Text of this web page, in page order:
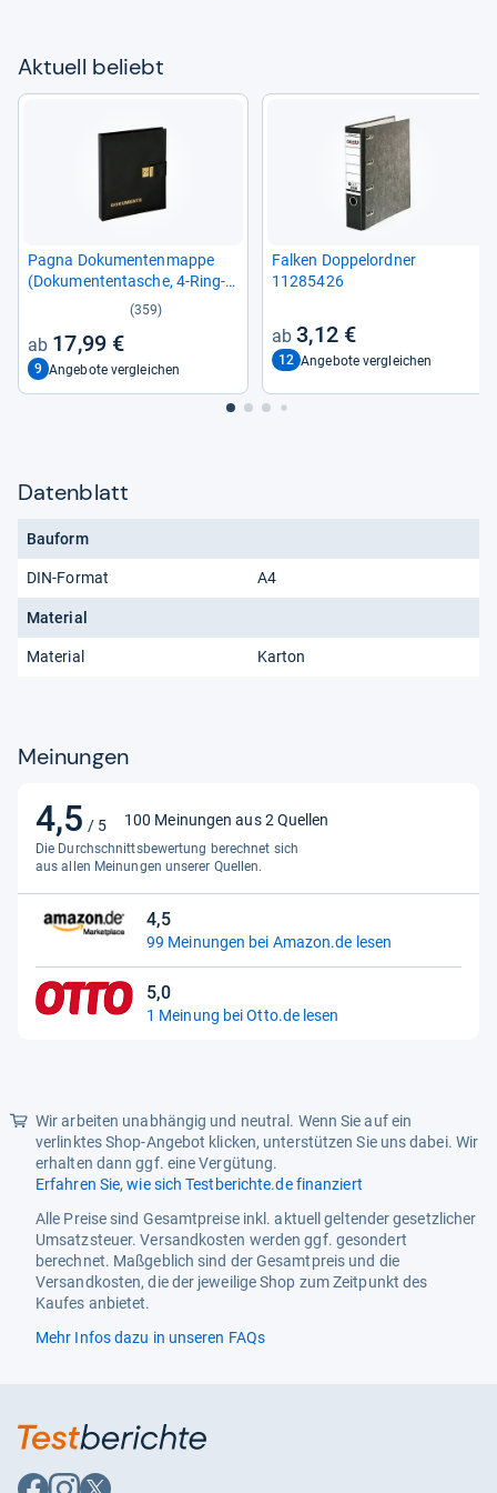
Aktu­ell beliebt
Pagna Doku­men­ten­mappe
(Doku­men­ten­ta­sche, 4-​Ring-​
Mecha­nik, 1H) schwarz
(359)
17,99 €
9 Angebote vergleichen
Fal­ken Dop­pel­ord­ner
11285426
3,12 €
12 Angebote vergleichen
Datenblatt
Bauform
DIN-Format A4
Material
Material Karton
Meinungen
4,5 / 5
4,5
von
5
Sternen
100 Meinungen aus 2 Quellen
Die Durchschnittsbewertung berechnet sich
aus allen Meinungen unserer Quellen.
4,5
4,5
von
Sternen
99 Meinungen bei Amazon.de lesen
5,0
5,0
von
1 Meinung bei Otto.de lesen
Wir arbeiten unabhängig und neutral. Wenn Sie auf ein
verlinktes Shop-Angebot klicken, unterstützen Sie uns dabei. Wir
erhalten dann ggf. eine Vergütung.
Erfahren Sie, wie sich Testberichte.de finanziert
Alle Preise sind Gesamtpreise inkl. aktuell geltender gesetzlicher
Umsatzsteuer. Versandkosten werden ggf. gesondert
berechnet. Maßgeblich sind der Gesamtpreis und die
Versandkosten, die der jeweilige Shop zum Zeitpunkt des
Kaufes anbietet.
Mehr Infos dazu in unseren FAQs
AufAufAuf